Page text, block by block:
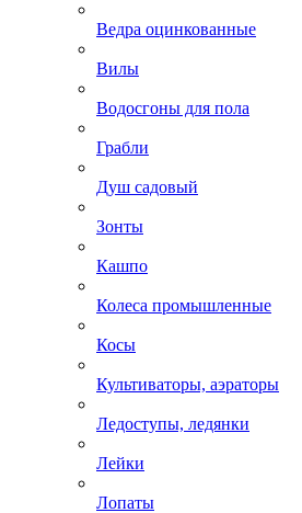
Ведра оцинкованные
Вилы
Водосгоны для пола
Грабли
Душ садовый
Зонты
Кашпо
Колеса промышленные
Косы
Культиваторы, аэраторы
Ледоступы, ледянки
Лейки
Лопаты